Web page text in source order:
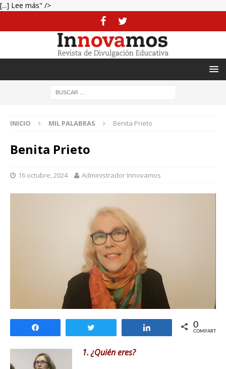
[...] Lee más" />
INICIO MIL PALABRAS Benita Prieto
Benita Prieto
16 octubre, 2024 Administrador Innovamos
Compartir 0
COMPARTIR
1. ¿Quién eres?